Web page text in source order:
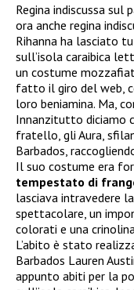
Regina indiscussa sul
ora anche regina
Rihanna ha lasciato
sull’isola caraibica
un costume
fatto il giro del web,
loro beniamina. Ma,
Innanzitutto diciamo
fratello, gli Aura,
Barbados,
Il suo costume era
tempestato di
lasciava intravedere
spettacolare, un
colorati e una
L’abito è stato
Barbados Lauren
appunto abiti per la